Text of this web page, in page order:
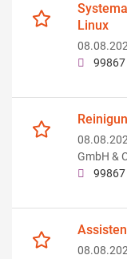
Linux
GmbH &